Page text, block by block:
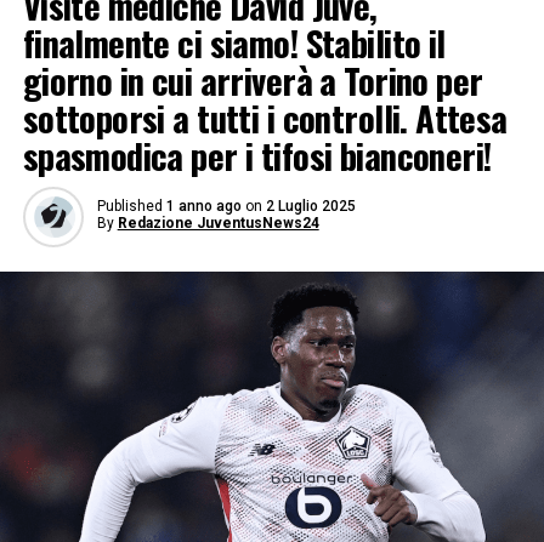
finalmente ci siamo! Stabilito il
giorno in cui arriverà a Torino per
sottoporsi a tutti i controlli. Attesa
spasmodica per i tifosi bianconeri!
Published 1 anno ago on 2 Luglio 2025
By Redazione JuventusNews24